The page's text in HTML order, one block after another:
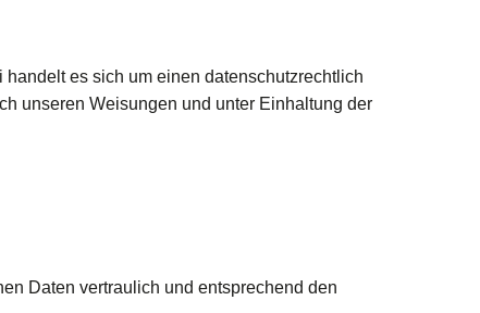
es sich um einen datenschutzrechtlich
unseren Weisungen und unter Einhaltung der
Daten vertraulich und entsprechend den